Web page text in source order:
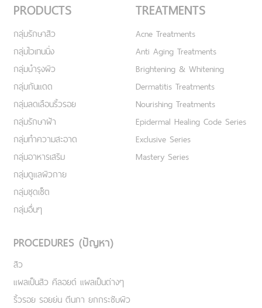
PRODUCTS
กลุ่มรักษาสิว
กลุ่มไวเทนนิ่ง
กลุ่มบำรุงผิว
กลุ่มกันแดด
กลุ่มลดเลือนริ้วรอย
กลุ่มรักษาฝ้า
กลุ่มทำความสะอาด
กลุ่มอาหารเสริม
กลุ่มดูแลผิวกาย
กลุ่มชุดเซ็ต
กลุ่มอื่นๆ
TREATMENTS
Acne Treatments
Anti Aging Treatments
Brightening & Whitening
Dermatitis Treatments
Nourishing Treatments
Epidermal Healing Code Series
Exclusive Series
Mastery Series
PROCEDURES (ปัญหา)
สิว
แผลเป็นสิว คีลอยด์ แผลเป็นต่างๆ
ริ้วรอย รอยย่น ตีนกา ยกกระชับผิว